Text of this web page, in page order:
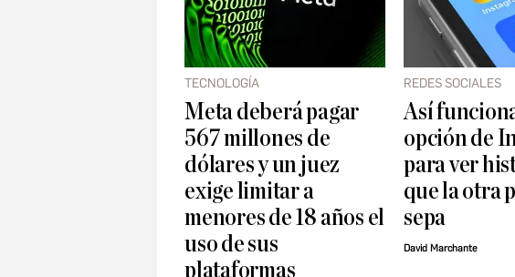
TECNOLOGÍA
Meta deberá pagar
567 millones de
dólares y un juez
exige limitar a
menores de 18 años el
uso de sus
plataformas
REDES SOCIALES
Así
opción de
para ver
que la otra
sepa
David Marchante